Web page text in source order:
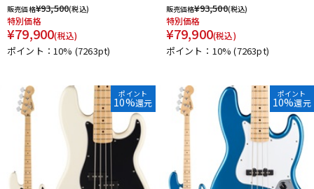
販売価格¥93,500(税込)
特別価格
¥79,900(税込)
ポイント：10% (7263pt)
販売価格¥93,500(税込)
特別価格
¥79,900(税込)
ポイント：10%(7263pt)
ポイント
10%還元
ポイント
10%還元